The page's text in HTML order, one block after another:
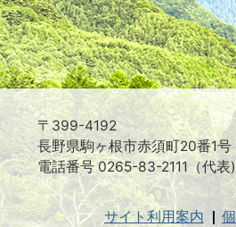
〒399-4192
長野県駒ヶ根市赤須町20番1号
電話番号 0265-83-2111（代
サイト利用案内